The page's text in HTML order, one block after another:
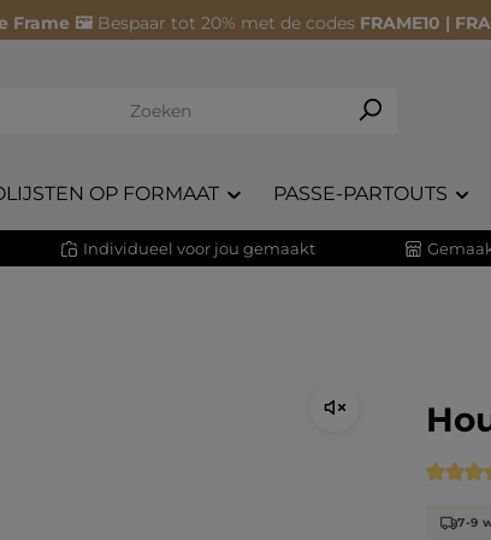
Frame 🖼️ Bespaar tot 20% met de codes FRAME10 |
OP FORMAAT PASSE-PARTOUTS
Individueel voor jou gemaakt
7-9